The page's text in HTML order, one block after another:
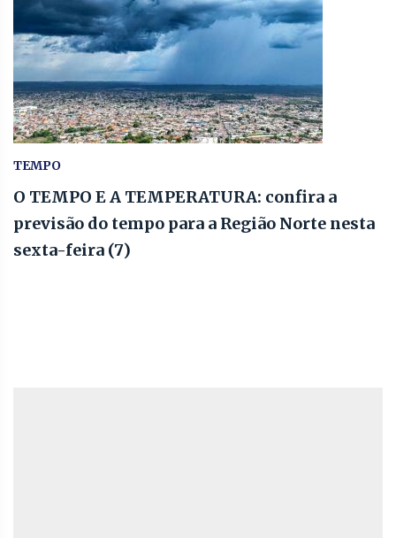
TEMPO
O TEMPO E A TEMPERATURA: confira a
previsão do tempo para a Região Norte nesta
sexta-feira (7)